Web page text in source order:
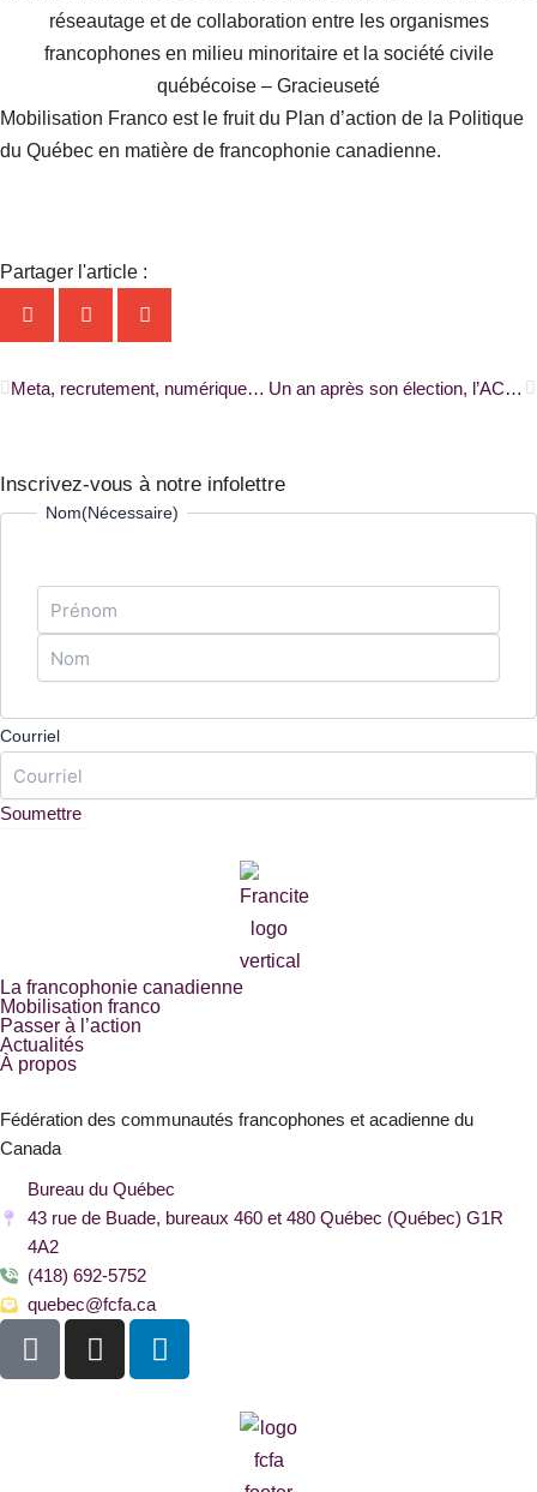
réseautage et de collaboration entre les organismes
francophones en milieu minoritaire et la société civile
québécoise – Gracieuseté
Mobilisation Franco est le fruit du Plan d’action de la Politique
du Québec en matière de francophonie canadienne.
Partager l'article :
Précédent Meta, recrutement, numérique et publicité… les multiples défis de la presse francophone |ONFR+| Un an après son élection, l’ACFO Ottawa attend plus de Mark Sutcliffe |RADIO-CANADA|
Inscrivez-vous à notre infolettre
Nom(Nécessaire)
Prénom
Nom
Courriel
La francophonie canadienne
Mobilisation franco
Passer à l’action
Actualités
À propos
Fédération des communautés francophones et acadienne du
Canada
Bureau du Québec
43 rue de Buade, bureaux 460 et 480 Québec (Québec) G1R
4A2
(418) 692-5752
quebec@fcfa.ca
F
a
I
n
L
i